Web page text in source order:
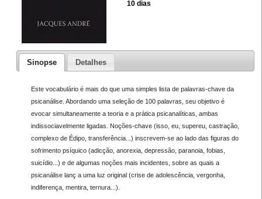
10 dias
Sinopse Detalhes
Este vocabulário é mais do que uma simples lista de palavras-chave da
psicanálise. Abordando uma seleção de 100 palavras, seu objetivo é
evocar simultaneamente a teoria e a prática psicanalíticas, ambas
indissociavelmente ligadas. Noções-chave (isso, eu, supereu, castração,
complexo de Édipo, transferência...) inscrevem-se ao lado das figuras do
sofrimento psíquico (adicção, anorexia, depressão, paranoia, fobias,
suicídio...) e de algumas noções mais incidentes, sobre as quais a
psicanálise lanç a uma luz original (crise de adolescência, vergonha,
indiferença, mentira, ternura...).